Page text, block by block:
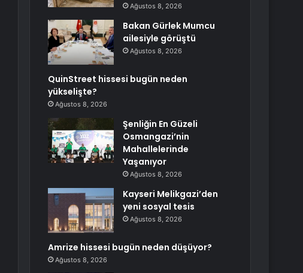
Ağustos 8, 2026
Bakan Gürlek Mumcu
ailesiyle görüştü
Ağustos 8, 2026
QuinStreet hissesi bugün neden
yükselişte?
Ağustos 8, 2026
Şenliğin En Güzeli
Osmangazi’nin
Mahallelerinde
Yaşanıyor
Ağustos 8, 2026
Kayseri Melikgazi’den
yeni sosyal tesis
Ağustos 8, 2026
Amrize hissesi bugün neden düşüyor?
Ağustos 8, 2026